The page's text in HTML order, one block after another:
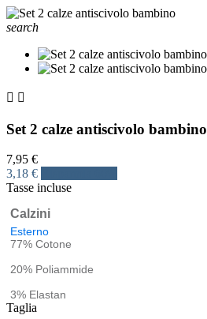
search
 
Set 2 calze antiscivolo bambino
7,95 €
3,18 €
Tasse incluse
Calzini
Esterno
77% Cotone
20% Poliammide
3% Elastan
Taglia